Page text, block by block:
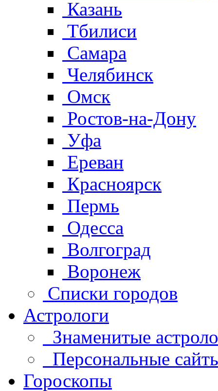
Казань
Тбилиси
Самара
Челябинск
Омск
Ростов-на-Дону
Уфа
Ереван
Красноярск
Пермь
Одесса
Волгоград
Воронеж
Списки городов
Астрологи
Знаменитые
Персональные
Гороскопы